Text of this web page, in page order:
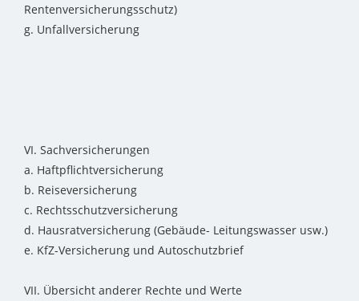
Rentenversicherungsschutz)
g. Unfallversicherung
VI. Sachversicherungen
a. Haftpflichtversicherung
b. Reiseversicherung
c. Rechtsschutzversicherung
d. Hausratversicherung (Gebäude- Leitungswasser usw.)
e. KfZ-Versicherung und Autoschutzbrief
VII. Übersicht anderer Rechte und Werte